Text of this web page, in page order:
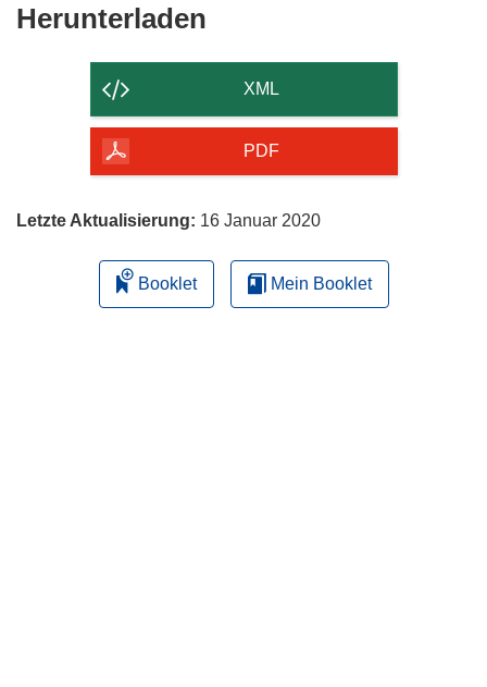
Herunterladen
der
Seite
herunterladen
XML
PDF
Letzte Aktualisierung: 16 Januar 2020
Booklet Mein Booklet